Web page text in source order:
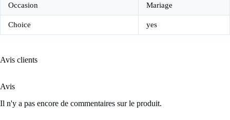
Occasion Mariage
Choice yes
Avis clients
Avis
Il n'y a pas encore de commentaires sur le produit.